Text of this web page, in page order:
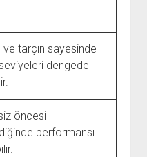
ve tarçın sayesinde
dengede
öncesi
performansı